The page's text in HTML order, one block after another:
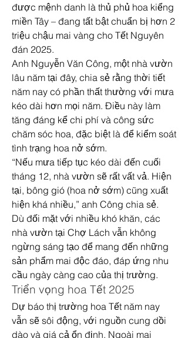
được mệnh danh là thủ phủ hoa kiểng
miền Tây – đang tất bật chuẩn bị hơn 2
triệu chậu mai vàng cho Tết Nguyên
đán 2025.
Anh Nguyễn Văn Công, một nhà vườn
lâu năm tại đây, chia sẻ rằng thời tiết
năm nay có phần thất thường với mưa
kéo dài hơn mọi năm. Điều này làm
tăng đáng kể chi phí và công sức
chăm sóc hoa, đặc biệt là để kiểm soát
tình trạng hoa nở sớm.
“Nếu mưa tiếp tục kéo dài đến cuối
tháng 12, nhà vườn sẽ rất vất vả. Hiện
tại, bông gió (hoa nở sớm) cũng xuất
hiện khá nhiều,” anh Công chia sẻ.
Dù đối mặt với nhiều khó khăn, các
nhà vườn tại Chợ Lách vẫn không
ngừng sáng tạo để mang đến những
sản phẩm mai độc đáo, đáp ứng nhu
cầu ngày càng cao của thị trường.
Triển vọng hoa Tết 2025
Dự báo thị trường hoa Tết năm nay
vẫn sẽ sôi động, với nguồn cung dồi
dào và giá cả ổn định. Ngoài mai